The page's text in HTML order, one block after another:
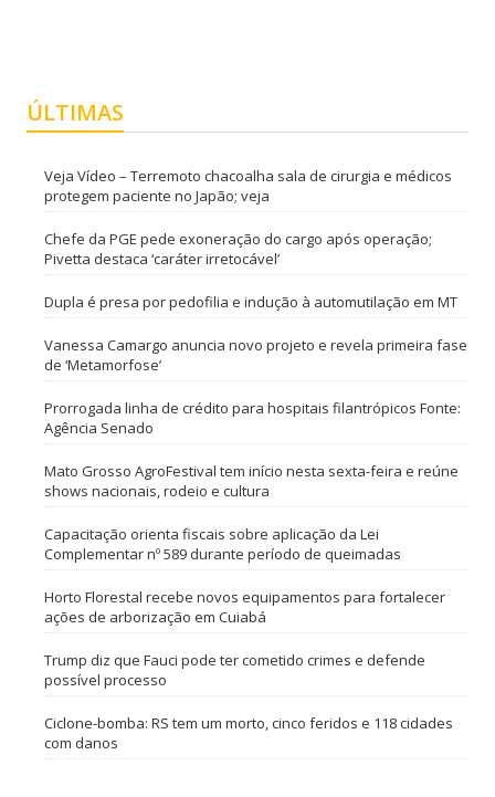
ÚLTIMAS
Veja Vídeo – Terremoto chacoalha sala de cirurgia e médicos
protegem paciente no Japão; veja
Chefe da PGE pede exoneração do cargo após operação;
Pivetta destaca ‘caráter irretocável’
Dupla é presa por pedofilia e indução à automutilação em MT
Vanessa Camargo anuncia novo projeto e revela primeira fase
de ‘Metamorfose’
Prorrogada linha de crédito para hospitais filantrópicos Fonte:
Agência Senado
Mato Grosso AgroFestival tem início nesta sexta-feira e reúne
shows nacionais, rodeio e cultura
Capacitação orienta fiscais sobre aplicação da Lei
Complementar nº 589 durante período de queimadas
Horto Florestal recebe novos equipamentos para fortalecer
ações de arborização em Cuiabá
Trump diz que Fauci pode ter cometido crimes e defende
possível processo
Ciclone-bomba: RS tem um morto, cinco feridos e 118 cidades
com danos